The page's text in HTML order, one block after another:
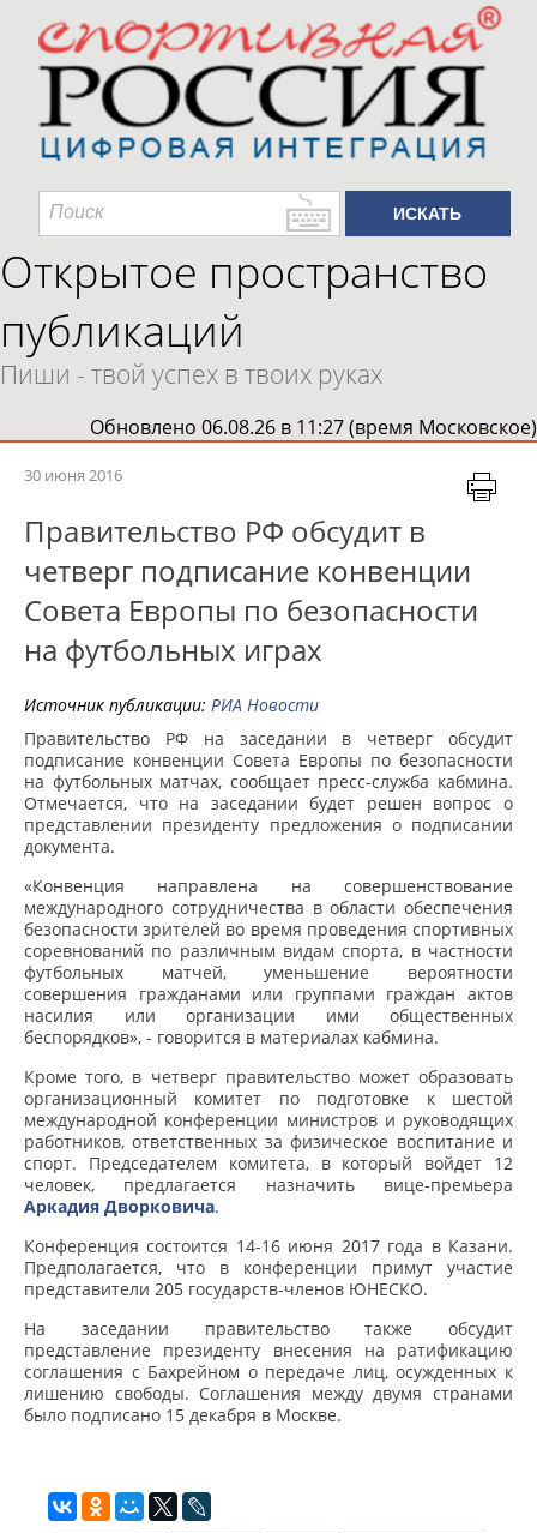
Открытое пространство
публикаций
Пиши - твой успех в твоих руках
Обновлено 06.08.26 в 11:27 (время Московское)
30 июня 2016
Правительство РФ обсудит в
четверг подписание конвенции
Совета Европы по безопасности
на футбольных играх
Источник публикации: РИА Новости
Правительство РФ на заседании в четверг обсудит
подписание конвенции Совета Европы по безопасности
на футбольных матчах, сообщает пресс-служба кабмина.
Отмечается, что на заседании будет решен вопрос о
представлении президенту предложения о подписании
документа.
«Конвенция направлена на совершенствование
международного сотрудничества в области обеспечения
безопасности зрителей во время проведения спортивных
соревнований по различным видам спорта, в частности
футбольных матчей, уменьшение вероятности
совершения гражданами или группами граждан актов
насилия или организации ими общественных
беспорядков», - говорится в материалах кабмина.
Кроме того, в четверг правительство может образовать
организационный комитет по подготовке к шестой
международной конференции министров и руководящих
работников, ответственных за физическое воспитание и
спорт. Председателем комитета, в который войдет 12
человек, предлагается назначить вице-премьера
Аркадия Дворковича.
Конференция состоится 14-16 июня 2017 года в Казани.
Предполагается, что в конференции примут участие
представители 205 государств-членов ЮНЕСКО.
На заседании правительство также обсудит
представление президенту внесения на ратификацию
соглашения с Бахрейном о передаче лиц, осужденных к
лишению свободы. Соглашения между двумя странами
было подписано 15 декабря в Москве.